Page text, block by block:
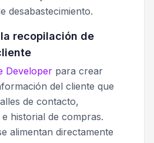
desabastecimiento.
recopilación de
Developer para crear
del cliente que
de contacto,
historial de compras.
alimentan directamente